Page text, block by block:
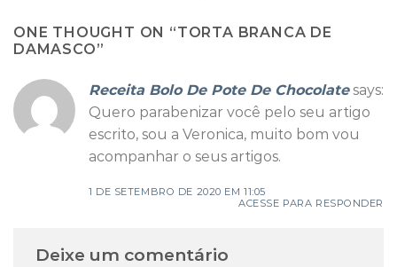
ONE THOUGHT ON “TORTA BRANCA DE
DAMASCO”
Receita Bolo De Pote De Chocolate says:
Quero parabenizar você pelo seu artigo
escrito, sou a Veronica, muito bom vou
acompanhar o seus artigos.
1 DE SETEMBRO DE 2020 EM 11:05
ACESSE PARA RESPONDER
Deixe um comentário